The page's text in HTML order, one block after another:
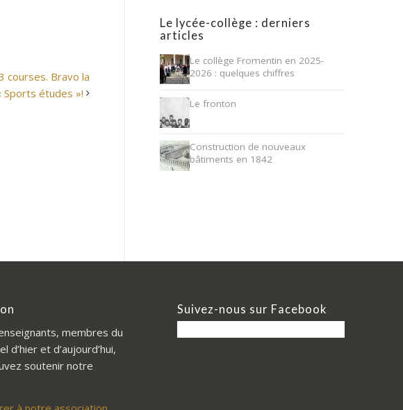
courses. Bravo la
Sports études »!
Le lycée-collège : derniers
articles
Le collège Fromentin en 2025-
2026 : quelques chiffres
Le fronton
Construction de nouveaux
bâtiments en 1842
membres du
d’hier et d’aujourd’hui,
soutenir notre
Suivez-nous sur Facebook